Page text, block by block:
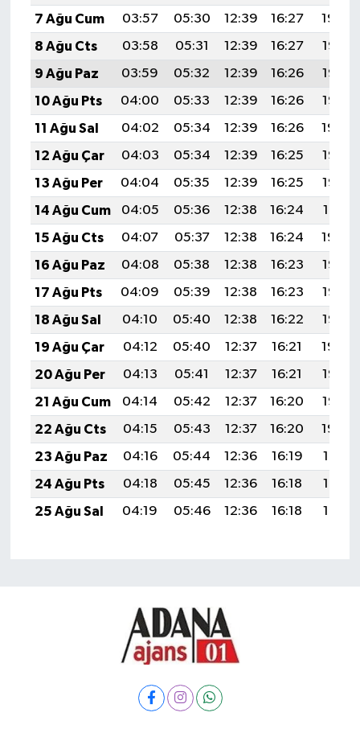
7 Ağu Cum
03:57 05:30 12:39 16:27
19:39
8 Ağu Cts
03:58 05:31 12:39 16:27
19:38
9 Ağu Paz
03:59 05:32 12:39 16:26
19:37
10 Ağu Pts
04:00 05:33 12:39 16:26
19:35
11 Ağu Sal
04:02 05:34 12:39 16:26
19:34
12 Ağu Çar
04:03 05:34 12:39 16:25
19:33
13 Ağu Per
04:04 05:35 12:39 16:25
19:32
14 Ağu Cum
04:05 05:36 12:38 16:24
19:31
15 Ağu Cts
04:07 05:37 12:38 16:24
19:29
16 Ağu Paz
04:08 05:38 12:38 16:23
19:28
17 Ağu Pts
04:09 05:39 12:38 16:23
19:27
18 Ağu Sal
04:10 05:40 12:38 16:22
19:26
19 Ağu Çar
04:12 05:40 12:37 16:21
19:24
20 Ağu Per
04:13 05:41 12:37 16:21
19:23
21 Ağu Cum
04:14 05:42 12:37 16:20
19:22
22 Ağu Cts
04:15 05:43 12:37 16:20
19:20
23 Ağu Paz
04:16 05:44 12:36 16:19
19:19
24 Ağu Pts
04:18 05:45 12:36 16:18
19:18
25 Ağu Sal
04:19 05:46 12:36 16:18 19:16